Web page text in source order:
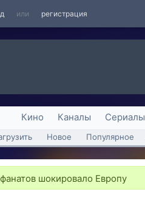
или регистрация
Кино Каналы Сериалы
Новое Популярное
шокировало Европу